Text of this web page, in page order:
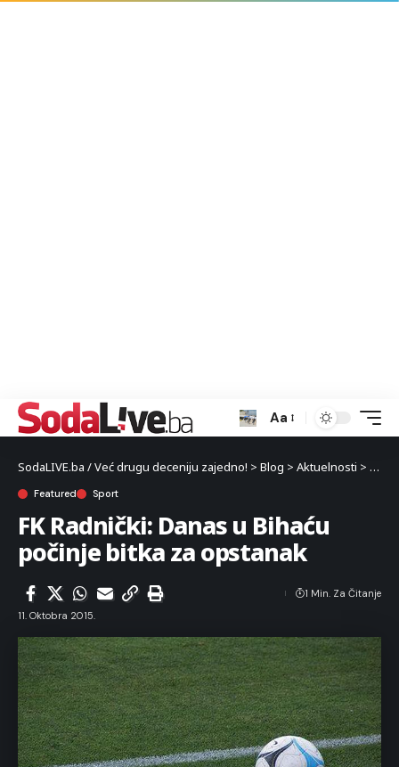
Aa
SodaLIVE.ba / Već drugu deceniju zajedno! > Blog > Aktuelnosti > Sport
Featured Sport
FK Radnički: Danas u Bihaću
počinje bitka za opstanak
11. Oktobra 2015.
1 Min. Za Čitanje